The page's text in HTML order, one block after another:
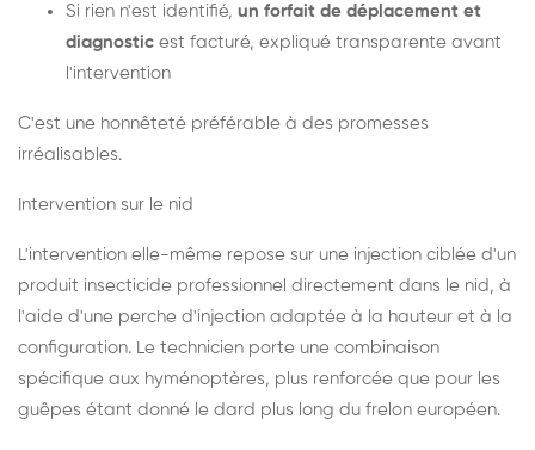
Si rien n'est identifié, un forfait de déplacement et
diagnostic est facturé, expliqué transparente avant
l'intervention
C'est une honnêteté préférable à des promesses
irréalisables.
Intervention sur le nid
L'intervention elle-même repose sur une injection ciblée d'un
produit insecticide professionnel directement dans le nid, à
l'aide d'une perche d'injection adaptée à la hauteur et à la
configuration. Le technicien porte une combinaison
spécifique aux hyménoptères, plus renforcée que pour les
guêpes étant donné le dard plus long du frelon européen.